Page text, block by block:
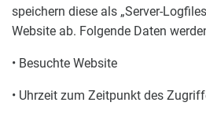
speichern diese als „Server-
Website ab. Folgende Daten
• Besuchte Website
• Uhrzeit zum Zeitpunkt des